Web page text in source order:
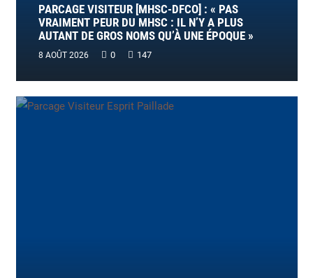
PARCAGE VISITEUR [MHSC-DFCO] : « PAS
VRAIMENT PEUR DU MHSC : IL N’Y A PLUS
AUTANT DE GROS NOMS QU’À UNE ÉPOQUE »
8 AOÛT 2026 0 147